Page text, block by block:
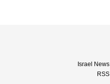
Israel News
RSS